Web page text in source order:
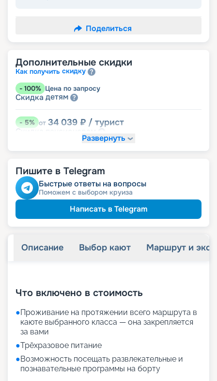
Поделиться
Дополнительные скидки
Как получить скидку
- 100% Цена по запросу
Скидка детям
-5% от 34 039 ₽ / турист
Скидка
Развернуть
Пишите в Telegram
Быстрые ответы на вопросы
Поможем с выбором круиза
Написать в Telegram
Описание Выбор кают Маршрут и
Что включено в стоимость
●Проживание на протяжении всего маршрута в
каюте выбранного класса — она закрепляется
за вами
●Трёхразовое питание
●Возможность посещать развлекательные и
познавательные программы на борту